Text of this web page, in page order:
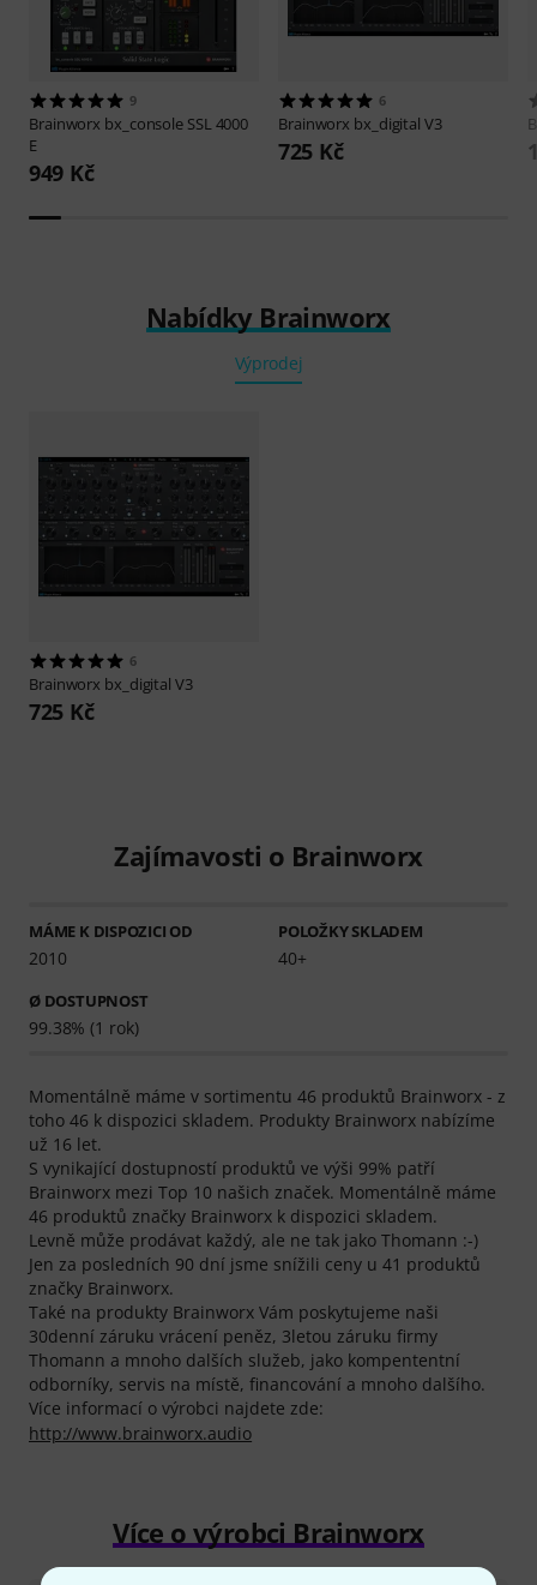
9
Brainworx bx_console SSL 4000
E
949 Kč
6
Brainworx bx_digital V3
725 Kč
Nabídky Brainworx
Výprodej
6
Brainworx bx_digital V3
725 Kč
Zajímavosti o Brainworx
MÁME K DISPOZICI OD
2010
POLOŽKY SKLADEM
40+
Ø DOSTUPNOST
99.38% (1 rok)
Momentálně máme v sortimentu 46 produktů Brainworx - z
toho 46 k dispozici skladem. Produkty Brainworx nabízíme
už 16 let.
S vynikající dostupností produktů ve výši 99% patří
Brainworx mezi Top 10 našich značek. Momentálně máme
46 produktů značky Brainworx k dispozici skladem.
Levně může prodávat každý, ale ne tak jako Thomann :-)
Jen za posledních 90 dní jsme snížili ceny u 41 produktů
značky Brainworx.
Také na produkty Brainworx Vám poskytujeme naši
30denní záruku vrácení peněz, 3letou záruku firmy
Thomann a mnoho dalších služeb, jako kompententní
odborníky, servis na místě, financování a mnoho dalšího.
Více informací o výrobci najdete zde:
http://www.brainworx.audio
Více o výrobci Brainworx